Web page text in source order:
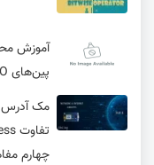
آموزش
پین‌های GPIO و قطعات الکترونیکی
چهارم